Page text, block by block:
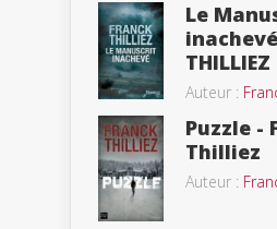
Le
THILLIEZ
Auteur :
Puzzle -
Thilliez
Auteur :